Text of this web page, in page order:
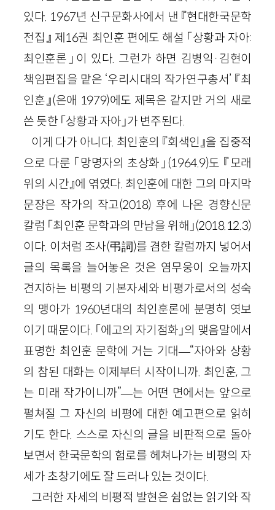
있다. 1967년 신구문화사에서 낸 『현대한국문학
전집』 제16권 최인훈 편에도 해설 「상황과 자아:
최인훈론」이 있다. 그런가 하면 김병익·김현이
책임편집을 맡은 ‘우리시대의 작가연구총서’ 『최
인훈』(은애 1979)에도 제목은 같지만 거의 새로
쓴 듯한 「상황과 자아」가 변주된다.
이게 다가 아니다. 최인훈의 『회색인』을 집중적
으로 다룬 「망명자의 초상화」(1964.9)도 『모래
위의 시간』에 엮였다. 최인훈에 대한 그의 마지막
문장은 작가의 작고(2018) 후에 나온 경향신문
칼럼 「최인훈 문학과의 만남을 위해」(2018.12.3)
이다. 이처럼 조사(弔詞)를 겸한 칼럼까지 넣어서
글의 목록을 늘어놓은 것은 염무웅이 오늘까지
견지하는 비평의 기본자세와 비평가로서의 성숙
의 맹아가 1960년대의 최인훈론에 분명히 엿보
이기 때문이다. 「에고의 자기점화」의 맺음말에서
표명한 최인훈 문학에 거는 기대—“자아와 상황
의 참된 대화는 이제부터 시작이니까. 최인훈, 그
는 미래 작가이니까”—는 어떤 면에서는 앞으로
펼쳐질 그 자신의 비평에 대한 예고편으로 읽히
기도 한다. 스스로 자신의 글을 비판적으로 돌아
보면서 한국문학의 험로를 헤쳐나가는 비평의 자
세가 초창기에도 잘 드러나 있는 것이다.
그러한 자세의 비평적 발현은 쉼없는 읽기와 작